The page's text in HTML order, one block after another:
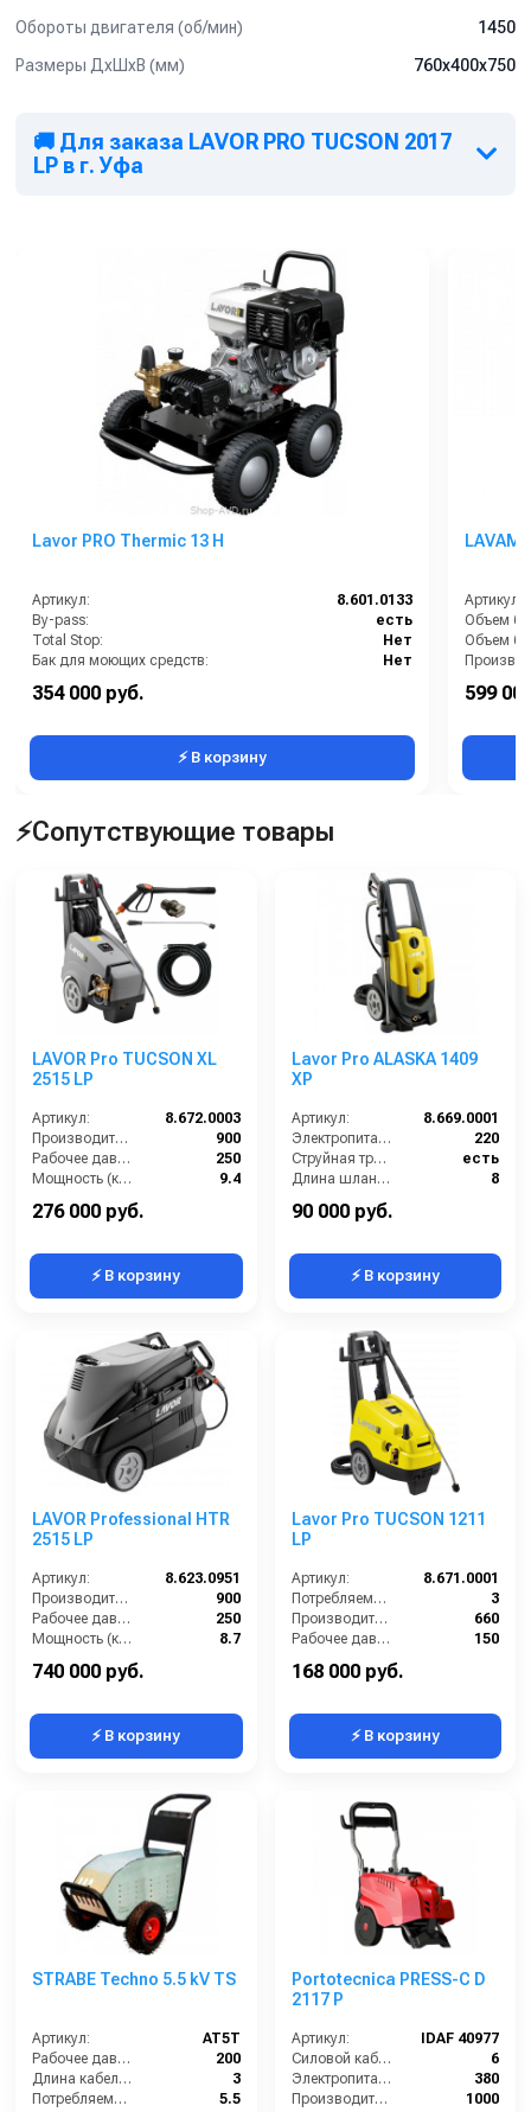
Обороты двигателя (об/мин)
1450
Размеры ДхШхВ (мм)
760x400x750
🚚 Для заказа LAVOR PRO TUCSON 2017
LP в г. Уфа
Lavor PRO Thermic 13 H
Артикул:
8.601.0133
By-pass:
есть
Total Stop:
Нет
Бак для моющих средств:
Нет
Вид масла для насоса:
354 000 руб.
⚡ В корзину
Артикул:
Страна-
599
⚡Сопутствующие товары
LAVOR Pro TUCSON XL
2515 LP
Артикул:
8.672.0003
Производительность (л/ч):
900
Рабочее давление (бар):
250
Мощность (кВт):
9.4
276 000 руб.
⚡ В корзину
Lavor Pro ALASKA 1409
XP
Артикул:
8.669.0001
Электропитание (В):
220
Струйная трубка (копьё):
есть
Длина шланга ВД (м):
8
Размеры ДхШхВ (мм):
90 000 руб.
⚡ В корзину
LAVOR Professional HTR
2515 LP
Артикул:
8.623.0951
Производительность (л/ч):
900
Рабочее давление (бар):
250
Мощность (кВт):
8.7
740 000 руб.
⚡ В корзину
Lavor Pro TUCSON 1211
LP
Артикул:
8.671.0001
Потребляемая мощность (кВт):
3
Производительность (л/ч):
660
Рабочее давление (бар):
150
168 000 руб.
⚡ В корзину
STRABE Techno 5.5 kV TS
Артикул:
AT5T
Рабочее давление (бар):
200
Длина кабеля (м):
3
Потребляемая мощность (кВт):
5.5
Portotecnica PRESS-C D
2117 P
Артикул:
IDAF 40977
Силовой кабель (м):
6
Электропитание (В):
380
Производительность (л/ч):
1000